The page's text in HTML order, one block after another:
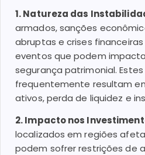
1. Natureza das
armados, sanções
abruptas e crises
eventos que podem
segurança patrimonial.
frequentemente resultam
ativos, perda de liquidez e
2. Impacto nos
localizados em regiões
podem sofrer restrições de